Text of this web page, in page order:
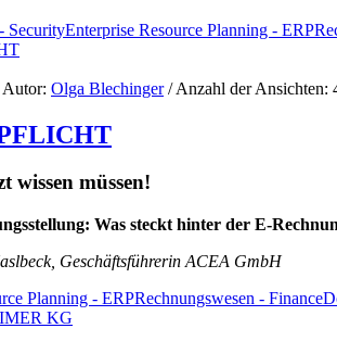
SecurityEnterprise Resource Planning - ERP
Autor: Olga Blechinger/ Anzahl der Ansichten:
wissen müssen!
Was steckt hinter der E-
Geschäftsführerin ACEA GmbH
Planning - ERPRechnungswesen - Finance